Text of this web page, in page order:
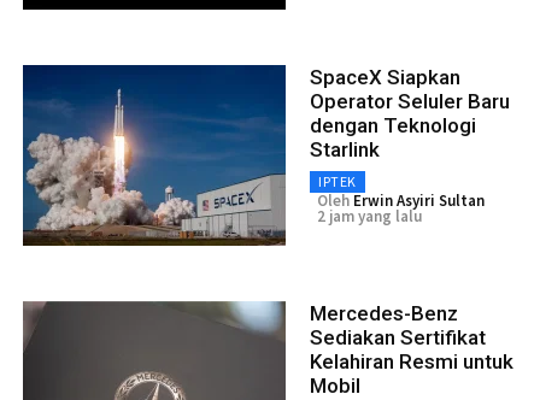
SpaceX Siapkan
Operator Seluler Baru
dengan Teknologi
Starlink
IPTEK
Oleh Erwin Asyiri Sultan
2 jam yang lalu
Mercedes-Benz
Sediakan Sertifikat
Kelahiran Resmi untuk
Mobil